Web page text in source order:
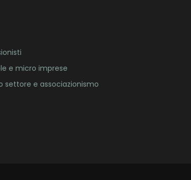
e micro imprese
settore e associazionismo